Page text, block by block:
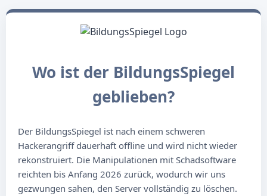
Wo ist der BildungsSpiegel
geblieben?
Der BildungsSpiegel ist nach einem schweren
Hackerangriff dauerhaft offline und wird nicht wieder
rekonstruiert. Die Manipulationen mit Schadsoftware
reichten bis Anfang 2026 zurück, wodurch wir uns
gezwungen sahen, den Server vollständig zu löschen.